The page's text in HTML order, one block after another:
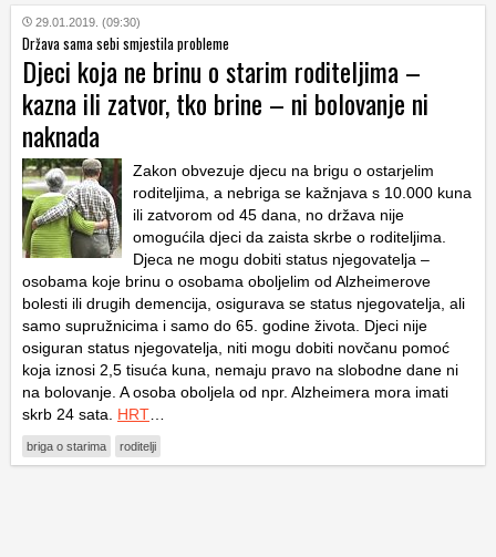
29.01.2019. (09:30)
Država sama sebi smjestila probleme
Djeci koja ne brinu o starim roditeljima –
kazna ili zatvor, tko brine – ni bolovanje ni
naknada
Zakon obvezuje djecu na brigu o ostarjelim
roditeljima, a nebriga se kažnjava s 10.000 kuna
ili zatvorom od 45 dana, no država nije
omogućila djeci da zaista skrbe o roditeljima.
Djeca ne mogu dobiti status njegovatelja –
osobama koje brinu o osobama oboljelim od Alzheimerove
bolesti ili drugih demencija, osigurava se status njegovatelja, ali
samo supružnicima i samo do 65. godine života. Djeci nije
osiguran status njegovatelja, niti mogu dobiti novčanu pomoć
koja iznosi 2,5 tisuća kuna, nemaju pravo na slobodne dane ni
na bolovanje. A osoba oboljela od npr. Alzheimera mora imati
skrb 24 sata. HRT
briga o starima roditelji